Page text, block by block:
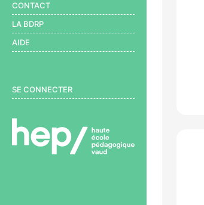
CONTACT
LA BDRP
AIDE
User menu
SE CONNECTER